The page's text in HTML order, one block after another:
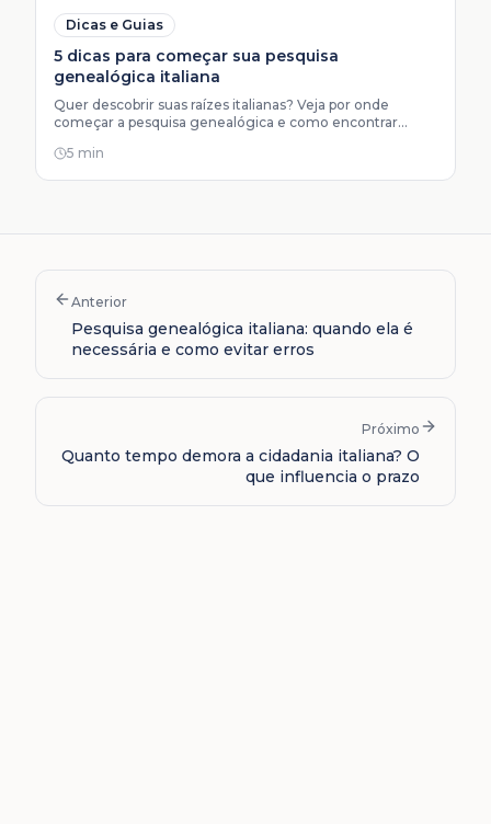
Dicas e Guias
5 dicas para começar sua pesquisa
genealógica italiana
Quer descobrir suas raízes italianas? Veja por onde
começar a pesquisa genealógica e como encontrar
5 min
Anterior
Pesquisa genealógica italiana: quando ela é
necessária e como evitar erros
Próximo
Quanto tempo demora a cidadania italiana? O
que influencia o prazo